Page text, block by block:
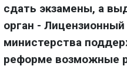
сдать экзамены, а
орган -
министерства
реформе возможные